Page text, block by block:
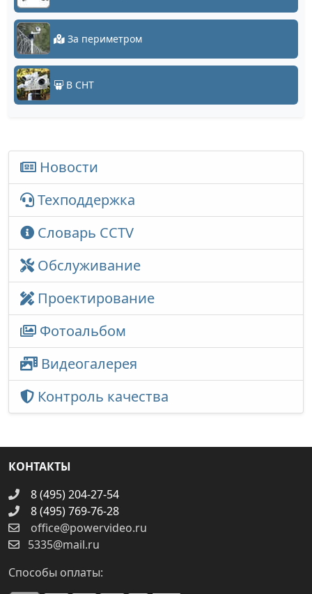
За периметром
В СНТ
Новости
Техподдержка
Словарь CCTV
Обслуживание
Проектирование
Фотоальбом
Видеогалерея
Контроль качества
КОНТАКТЫ
8 (495) 204-27-54
8 (495) 769-76-28
office@powervideo.ru
5335@mail.ru
Способы оплаты: